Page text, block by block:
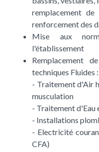
remplacement
renforcement des
Mise aux
l'établissement
Remplacement
techniques Fluides :
- Traitement d'Air
musculation
- Traitement
- Installations
- Electricité
CFA)